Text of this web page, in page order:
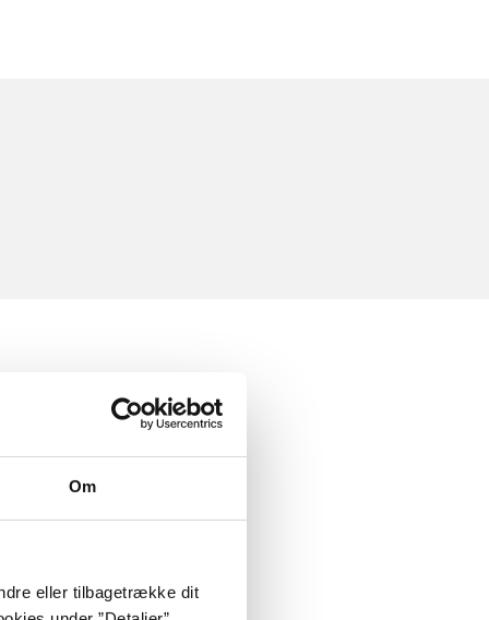
Om
eller tilbagetrække dit